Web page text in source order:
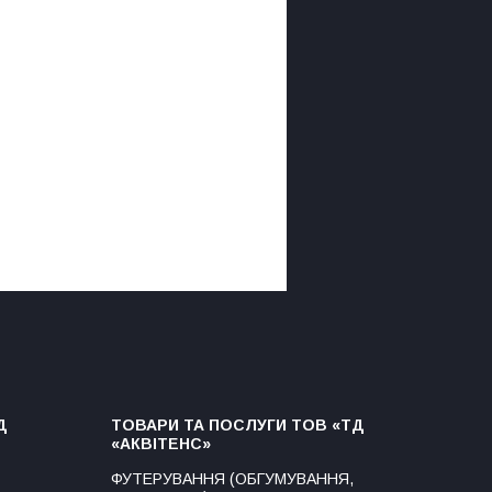
ТОВАРИ ТА ПОСЛУГИ ТОВ «ТД
«АКВІТЕНС»
ФУТЕРУВАННЯ (ОБГУМУВАННЯ,